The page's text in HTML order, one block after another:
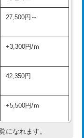
16,500円
現場見積
16,500円
27,500円～
+3,300円/ｍ
42,350円
+5,500円/ｍ
現地調査
になれます。